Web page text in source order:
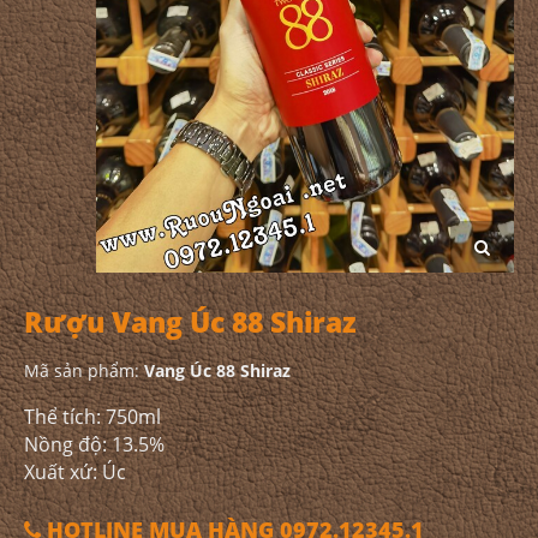
Rượu Vang Úc 88 Shiraz
Mã sản phẩm:Vang Úc 88 Shiraz
Thể tích: 750ml
Nồng độ: 13.5%
Xuất xứ: Úc
HOTLINE MUA HÀNG 0972.12345.1